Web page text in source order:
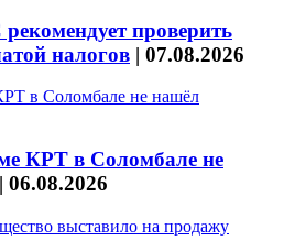
проверить
налогов | 07.08.2026
КРТ в Соломбале не
| 06.08.2026